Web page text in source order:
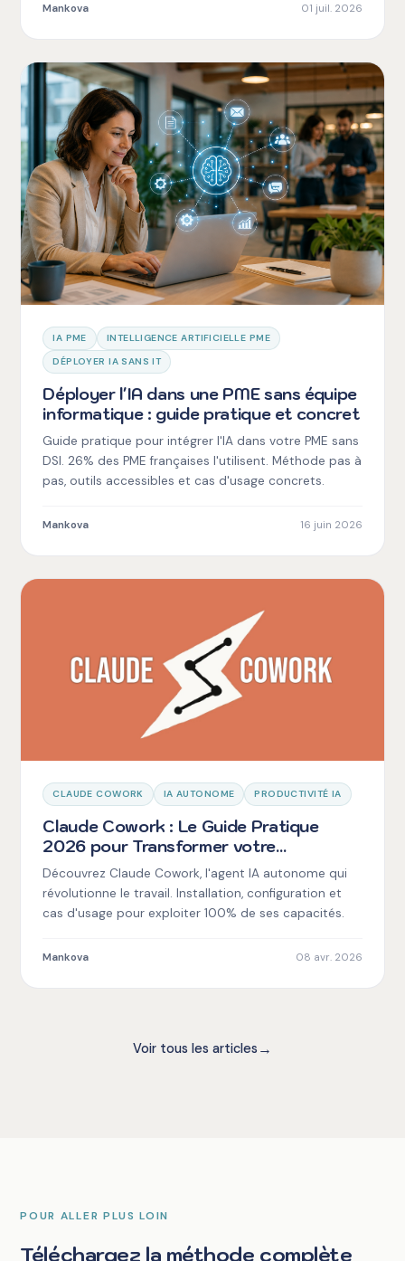
Mankova 01 juil. 2026
IA PME
INTELLIGENCE ARTIFICIELLE PME
DÉPLOYER IA SANS IT
Déployer l'IA dans une PME sans équipe
informatique : guide pratique et concret
Guide pratique pour intégrer l'IA dans votre PME sans
DSI. 26% des PME françaises l'utilisent. Méthode pas à
pas, outils accessibles et cas d'usage concrets.
Mankova 16 juin 2026
CLAUDE COWORK IA AUTONOME PRODUCTIVITÉ IA
Claude Cowork : Le Guide Pratique
2026 pour Transformer votre
Productivité
Découvrez Claude Cowork, l'agent IA autonome qui
révolutionne le travail. Installation, configuration et
cas d'usage pour exploiter 100% de ses capacités.
Mankova 08 avr. 2026
Voir tous les articles →
POUR ALLER PLUS LOIN
Téléchargez la méthode complète